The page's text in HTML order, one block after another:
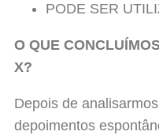
PODE SER
O QUE
X?
Depois de
depoimentos